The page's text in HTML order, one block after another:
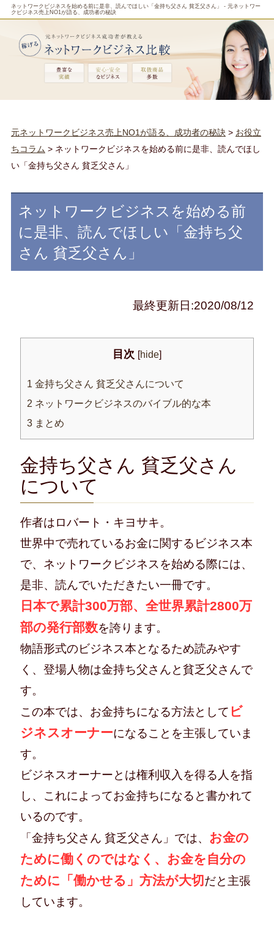
ネットワークビジネスを始める前に是非、読んでほしい「金持ち父さん 貧乏父さん」 - 元ネットワー
クビジネス売上NO1が語る、成功者の秘訣
元ネットワークビジネス売上NO1が語る、成功者の秘訣> お役立
ちコラム > ネットワークビジネスを始める前に是非、読んでほし
い「金持ち父さん 貧乏父さん」
ネットワークビジネスを始める前
に是非、読んでほしい「金持ち父
さん 貧乏父さん」
最終更新日:2020/08/12
目次 [hide]
1 金持ち父さん 貧乏父さんについて
2 ネットワークビジネスのバイブル的な本
3 まとめ
金持ち父さん 貧乏父さん
について
作者はロバート・キヨサキ。
世界中で売れているお金に関するビジネス本
で、ネットワークビジネスを始める際には、
是非、読んでいただきたい一冊です。
日本で累計300万部、全世界累計2800万
部の発行部数を誇ります。
物語形式のビジネス本となるため読みやす
く、登場人物は金持ち父さんと貧乏父さんで
す。
この本では、お金持ちになる方法として ビ
ジネスオーナーになることを主張していま
す。
ビジネスオーナーとは権利収入を得る人を指
し、これによってお金持ちになると書かれて
いるのです。
「金持ち父さん 貧乏父さん」では、 お金の
ために働くのではなく、お金を自分の
ために「働かせる」方法が大切だと主張
しています。